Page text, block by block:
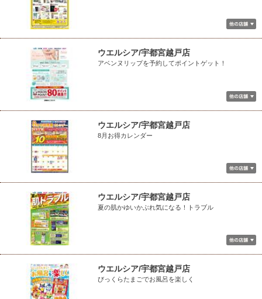
ウエルシア/宇都宮越戸店
アベンヌリップを予約してポイントゲット！
ウエルシア/宇都宮越戸店
8月お得カレンダー
ウエルシア/宇都宮越戸店
夏の肌かゆいかぶれ気になる！トラブル
ウエルシア/宇都宮越戸店
びっくらたまごでお風呂を楽しく